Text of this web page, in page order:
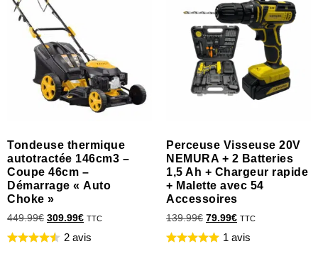
Tondeuse thermique
autotractée 146cm3 –
Coupe 46cm –
Démarrage « Auto
Choke »
449.99€ 309.99€ TTC
2 avis
Perceuse Visseuse 20V
NEMURA + 2 Batteries
1,5 Ah + Chargeur rapide
+ Malette avec 54
Accessoires
139.99€ 79.99€ TTC
1 avis